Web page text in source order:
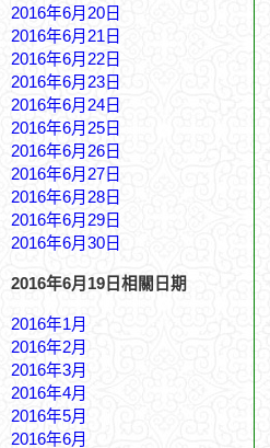
2016年6月20日
2016年6月21日
2016年6月22日
2016年6月23日
2016年6月24日
2016年6月25日
2016年6月26日
2016年6月27日
2016年6月28日
2016年6月29日
2016年6月30日
2016年6月19日相關日期
2016年1月
2016年2月
2016年3月
2016年4月
2016年5月
2016年6月